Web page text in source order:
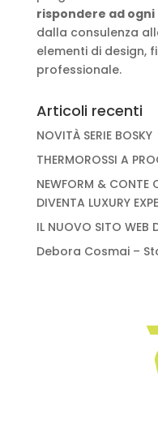
rispondere ad
dalla consulenza
elementi di design,
professionale.
Articoli recenti
NOVITÀ SERIE BOSKY
THERMOROSSI A
NEWFORM & CONTE
DIVENTA LUXURY
IL NUOVO SITO WEB
Debora Cosmai –